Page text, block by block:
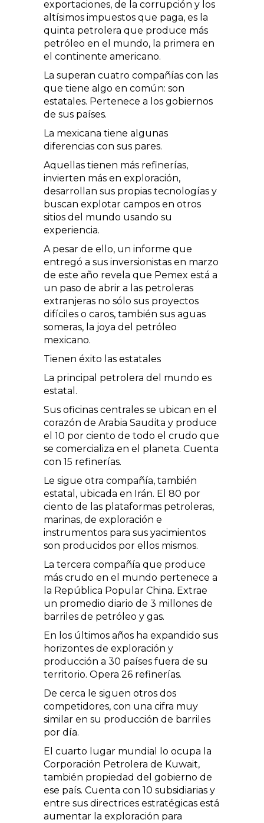
exportaciones, de la corrupción y los
altísimos impuestos que paga, es la
quinta petrolera que produce más
petróleo en el mundo, la primera en
el continente americano.
La superan cuatro compañías con las
que tiene algo en común: son
estatales. Pertenece a los gobiernos
de sus países.
La mexicana tiene algunas
diferencias con sus pares.
Aquellas tienen más refinerías,
invierten más en exploración,
desarrollan sus propias tecnologías y
buscan explotar campos en otros
sitios del mundo usando su
experiencia.
A pesar de ello, un informe que
entregó a sus inversionistas en marzo
de este año revela que Pemex está a
un paso de abrir a las petroleras
extranjeras no sólo sus proyectos
difíciles o caros, también sus aguas
someras, la joya del petróleo
mexicano.
Tienen éxito las estatales
La principal petrolera del mundo es
estatal.
Sus oficinas centrales se ubican en el
corazón de Arabia Saudita y produce
el 10 por ciento de todo el crudo que
se comercializa en el planeta. Cuenta
con 15 refinerías.
Le sigue otra compañía, también
estatal, ubicada en Irán. El 80 por
ciento de las plataformas petroleras,
marinas, de exploración e
instrumentos para sus yacimientos
son producidos por ellos mismos.
La tercera compañía que produce
más crudo en el mundo pertenece a
la República Popular China. Extrae
un promedio diario de 3 millones de
barriles de petróleo y gas.
En los últimos años ha expandido sus
horizontes de exploración y
producción a 30 países fuera de su
territorio. Opera 26 refinerías.
De cerca le siguen otros dos
competidores, con una cifra muy
similar en su producción de barriles
por día.
El cuarto lugar mundial lo ocupa la
Corporación Petrolera de Kuwait,
también propiedad del gobierno de
ese país. Cuenta con 10 subsidiarias y
entre sus directrices estratégicas está
aumentar la exploración para